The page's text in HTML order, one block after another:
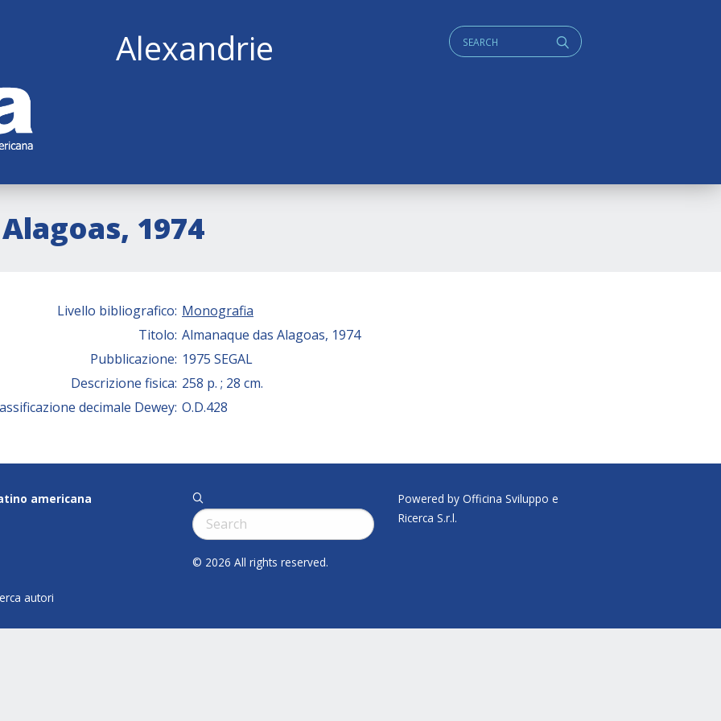
Alexandrie q
Cerca:
1974
Livello bibliografico: Monografia
Titolo: Almanaque das Alagoas, 1974
Pubblicazione: 1975 SEGAL
Descrizione fisica: 258 p. ; 28 cm.
decimale Dewey: O.D.428
americana
autori
q
Cerca:
© 2026 All rights reserved.
Powered by Officina Sviluppo e
Ricerca S.r.l.